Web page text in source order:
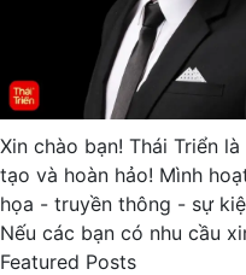
Xin chào bạn! Thái Triển
tạo và hoàn hảo! Mình
họa - truyền thông - sự
Nếu các bạn có nhu cầu
Featured Posts